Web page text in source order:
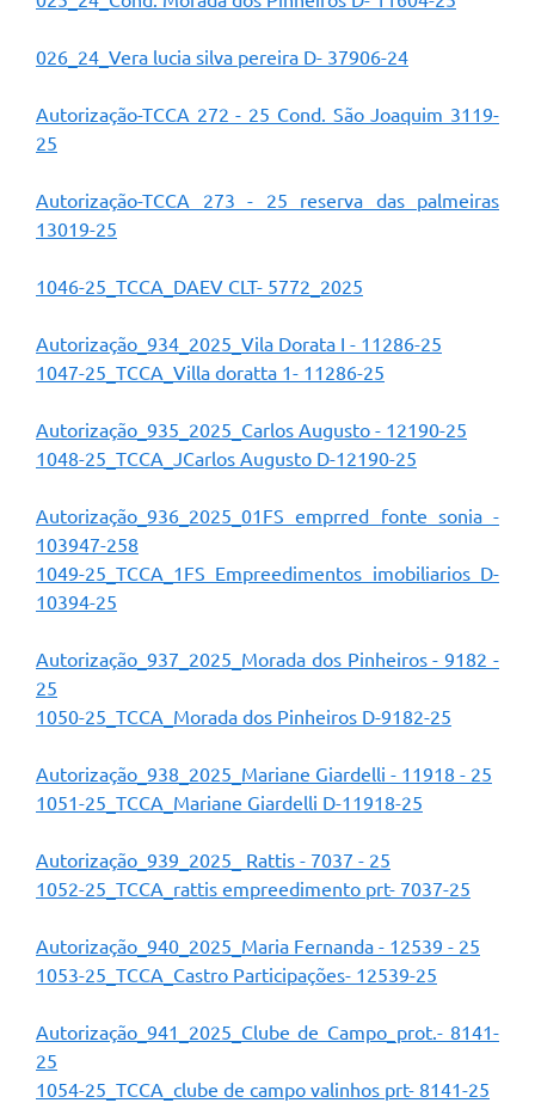
Audiências Públicas
Arquivos para Download
Carta de Serviços
Turismo
Obras
Conselhos Municipais
Projetos
Contas Públicas
Editais
Serviços Online
Telefones Úteis
Enquete
Jornal
SIC
Contato
026_24_Vera lucia silva pereira D- 37906-24
Autorização-TCCA 272 - 25 Cond. São Joaquim 3119-
25
​Autorização-TCCA 273 - 25 reserva das palmeiras
13019-25
1046-25_TCCA_DAEV CLT- 5772_2025
Autorização_934_2025_Vila Dorata I - 11286-25
1047-25_TCCA_Villa doratta 1- 11286-25
Autorização_935_2025_Carlos Augusto - 12190-25
1048-25_TCCA_JCarlos Augusto D-12190-25
Autorização_936_2025_01FS emprred fonte sonia -
103947-258
1049-25_TCCA_1FS Empreedimentos imobiliarios D-
10394-25
Autorização_937_2025_Morada dos Pinheiros - 9182 -
25
1050-25_TCCA_Morada dos Pinheiros D-9182-25
Autorização_938_2025_Mariane Giardelli - 11918 - 25
1051-25_TCCA_Mariane Giardelli D-11918-25
Autorização_939_2025_ Rattis - 7037 - 25
1052-25_TCCA_rattis empreedimento prt- 7037-25
Autorização_940_2025_Maria Fernanda - 12539 - 25
1053-25_TCCA_Castro Participações- 12539-25
Autorização_941_2025_Clube de Campo_prot.- 8141-
25
1054-25_TCCA_clube de campo valinhos prt- 8141-25